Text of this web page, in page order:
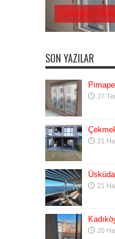
Pimapen
SON YAZILAR
27
21
21
20